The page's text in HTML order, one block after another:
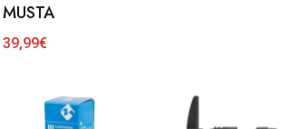
MUSTA
39,99€